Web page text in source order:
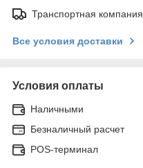
Транспортная компания
Все условия доставки
Условия оплаты
Наличными
Безналичный расчет
POS-терминал